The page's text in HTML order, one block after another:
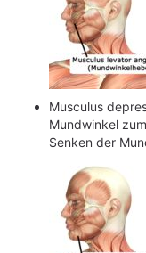
Musculus
Mundwinkel
Senken der